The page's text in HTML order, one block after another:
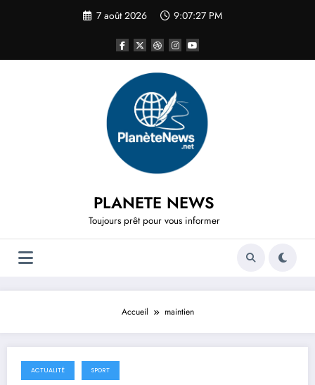
7 août 2026 9:07:27 PM
PLANETE NEWS
Toujours prêt pour vous informer
Accueil maintien
14 février 2026
ACTUALITÉ SPORT